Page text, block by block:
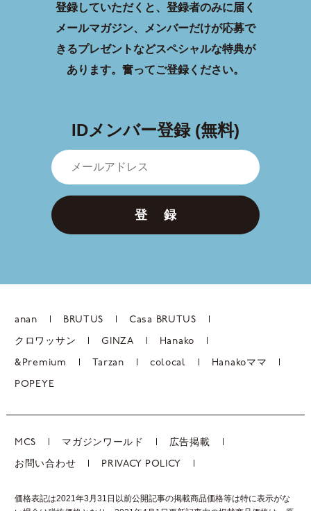
登録していただくと、登録者のみに届く
メールマガジン、メンバーだけが応募で
きるプレゼントなどスペシャルな特典が
あります。 奮ってご登録ください。
IDメンバー登録 (無料)
登 録
anan BRUTUS Casa BRUTUS
クロワッサン GINZA Hanako
&Premium Tarzan colocal Hanakoママ
POPEYE
MCS マガジンワールド 広告掲載
お問い合わせ PRIVACY POLICY
価格表記は2021年3月31日以前公開記事の掲載商品価格等は特に表示がな